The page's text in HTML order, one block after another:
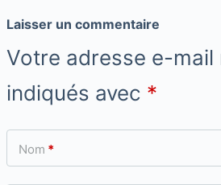
Laisser un commentaire
Votre adresse e-mail
indiqués avec *
Nom *